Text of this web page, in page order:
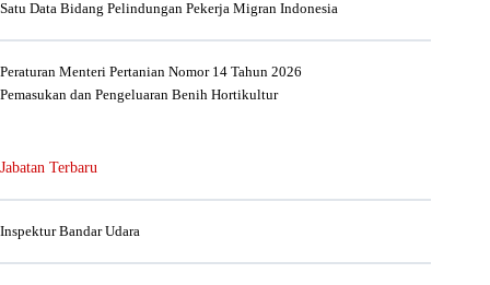
Satu Data Bidang Pelindungan Pekerja Migran Indonesia
Peraturan Menteri Pertanian Nomor 14 Tahun 2026
Pemasukan dan Pengeluaran Benih Hortikultur
Jabatan Terbaru
Inspektur Bandar Udara